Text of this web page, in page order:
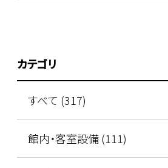
カテゴリ
すべて (317)
館内・客室設備 (111)